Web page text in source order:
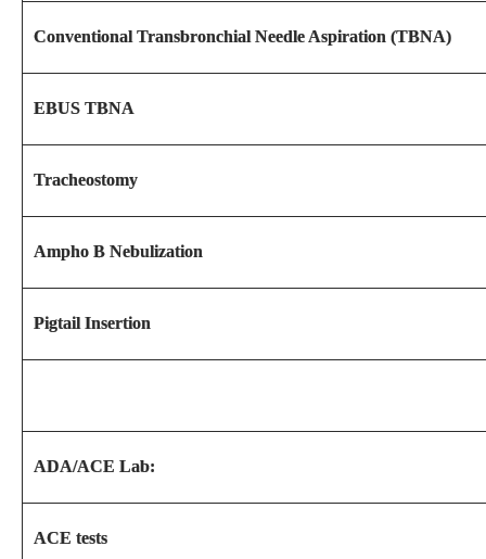
Conventional Transbronchial Needle Aspiration (TBNA)
EBUS TBNA
Tracheostomy
Ampho B Nebulization
Pigtail Insertion
ADA/ACE Lab:
ACE tests